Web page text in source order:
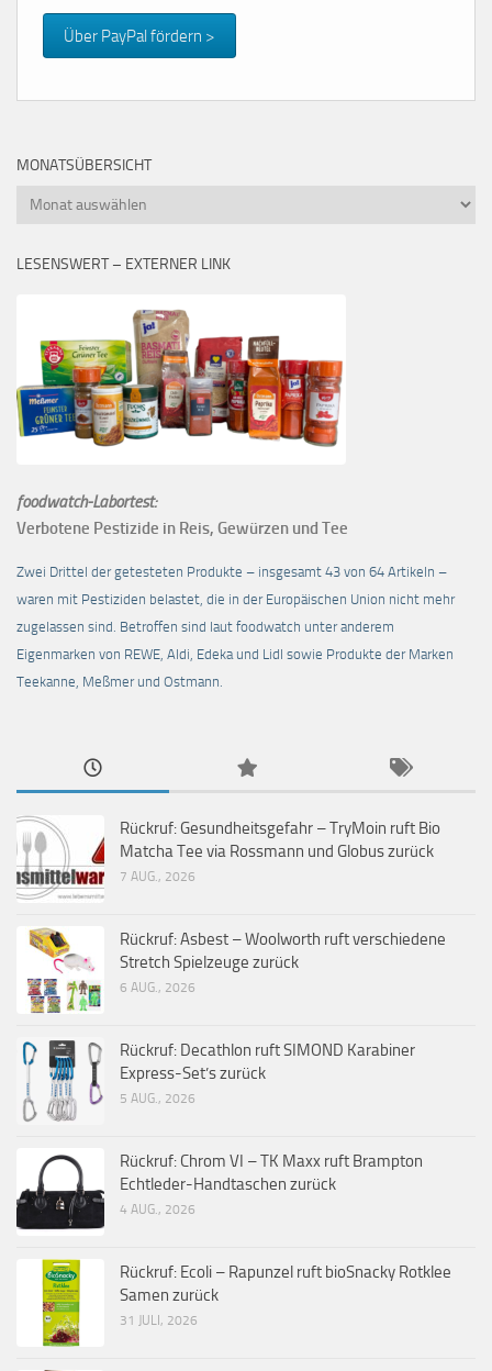
Über PayPal fördern >
MONATSÜBERSICHT
Monatsübersicht
LESENSWERT – EXTERNER LINK
foodwatch-Labortest:
Verbotene Pestizide in Reis, Gewürzen und Tee
Zwei Drittel der getesteten Produkte – insgesamt 43 von 64 Artikeln –
waren mit Pestiziden belastet, die in der Europäischen Union nicht mehr
zugelassen sind. Betroffen sind laut foodwatch unter anderem
Eigenmarken von REWE, Aldi, Edeka und Lidl sowie Produkte der Marken
Teekanne, Meßmer und Ostmann.
Rückruf: Gesundheitsgefahr – TryMoin ruft Bio
Matcha Tee via Rossmann und Globus zurück
7 AUG., 2026
Rückruf: Asbest – Woolworth ruft verschiedene
Stretch Spielzeuge zurück
6 AUG., 2026
Rückruf: Decathlon ruft SIMOND Karabiner
Express-Set’s zurück
5 AUG., 2026
Rückruf: Chrom VI – TK Maxx ruft Brampton
Echtleder-Handtaschen zurück
4 AUG., 2026
Rückruf: Ecoli – Rapunzel ruft bioSnacky Rotklee
Samen zurück
31 JULI, 2026